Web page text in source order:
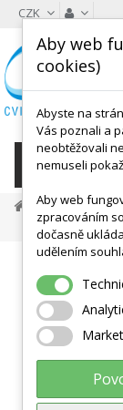
CZK
Masážní A
Váleček Body
Aby web
cookies)
Abyste na
Vás poznali a
neobtěžovali
nemuseli
Aby web
zpracováním
dočasně
udělením